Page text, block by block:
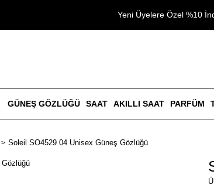
Yeni Üyelere Özel %10
GÜNEŞ GÖZLÜĞÜ SAAT AKILLI SAAT PARFÜM
Soleil SO4529 04 Unisex Güneş Gözlüğü